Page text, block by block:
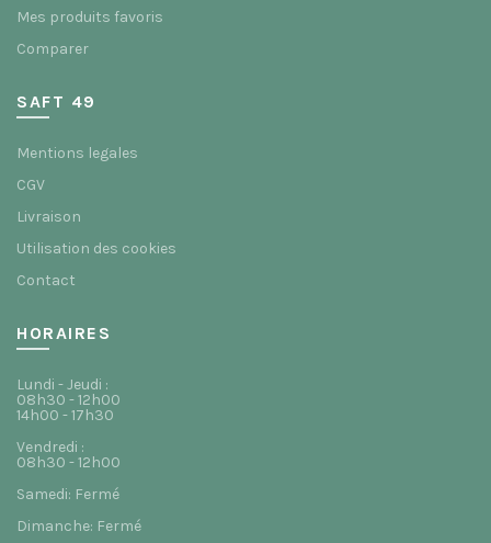
Mes produits favoris
Comparer
SAFT 49
Mentions legales
CGV
Livraison
Utilisation des cookies
Contact
HORAIRES
Lundi - Jeudi :
08h30 - 12h00
14h00 - 17h30
Vendredi :
08h30 - 12h00
Samedi: Fermé
Dimanche: Fermé